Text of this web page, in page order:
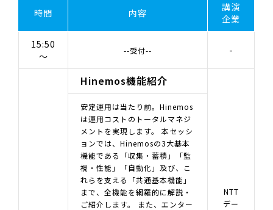
時間 内容
講演
企業
15:50
～
--受付-- -
Hinemos機能紹介
NTT
デー
安定運用は当たり前。Hinemos
は運用コストのトータルマネジ
メントを実現します。 本セッシ
ョンでは、Hinemosの3大基本
機能である「収集・蓄積」「監
視・性能」「自動化」及び、こ
れらを支える「共通基本機能」
まで、全機能を網羅的に解説・
ご紹介します。 また、エンター